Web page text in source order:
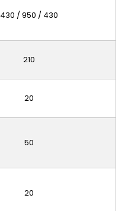
430 / 950 / 430
210
20
50
20